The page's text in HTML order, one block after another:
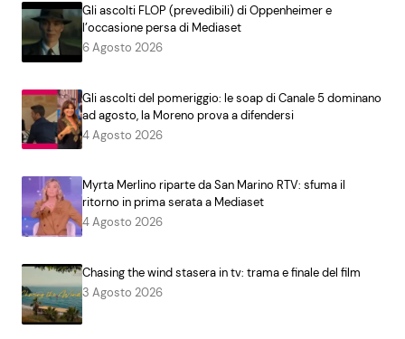
Gli ascolti FLOP (prevedibili) di Oppenheimer e
l’occasione persa di Mediaset
6 Agosto 2026
Gli ascolti del pomeriggio: le soap di Canale 5 dominano
ad agosto, la Moreno prova a difendersi
4 Agosto 2026
Myrta Merlino riparte da San Marino RTV: sfuma il
ritorno in prima serata a Mediaset
4 Agosto 2026
Chasing the wind stasera in tv: trama e finale del film
3 Agosto 2026